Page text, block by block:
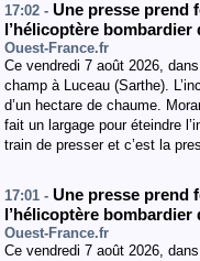
17:02 - Une presse prend
l’hélicoptère
Ouest-France.fr
Ce vendredi 7 août 2026,
champ à Luceau (Sarthe).
d’un hectare de chaume.
fait un largage pour éteindre
train de presser et c’est la
17:01 - Une presse prend
l’hélicoptère
Ouest-France.fr
Ce vendredi 7 août 2026,